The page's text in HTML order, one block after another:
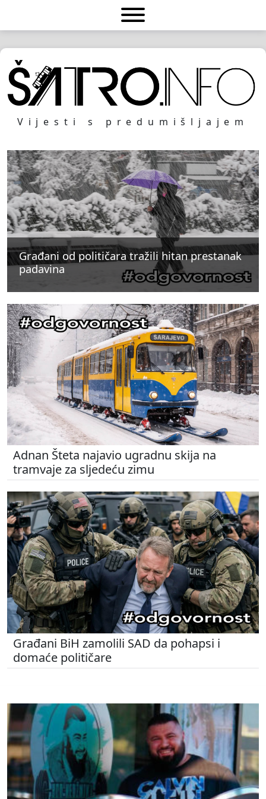
Vijesti s predumišljajem
Građani od političara tražili hitan prestanak
padavina
Građani od političara tražili hitan prestanak
padavina
Građani od političara tražili hitan prestanak
padavina
Adnan Šteta najavio ugradnu skija na
tramvaje za sljedeću zimu
Građani BiH zamolili SAD da pohapsi i
domaće političare